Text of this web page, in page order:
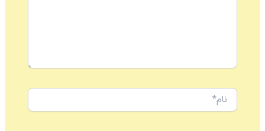
نام*